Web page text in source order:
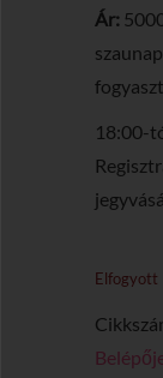
Ár:
18:00-
Elfogyott